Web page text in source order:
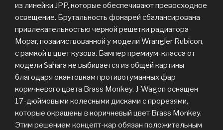
из линейки JPP, которые обеспечивают превосходное
освещение. Брутальность фонарей сбалансирована
привлекательностью черной решетки радиатора
Mopar, позаимствованной у модели Wrangler Rubicon,
с рамкой в цвет кузова. Бампер премиум-класса от
модели Sahara не выбивается из общей картины
благодаря окантовкам противотуманных фар
коричневого цвета Brass Monkey. J-Wagon оснащен
17-дюймовыми колесными дисками с прорезями,
которые окрашены в коричневый цвет Brass Monkey.
Этим решением концепт-кар обязан положительным